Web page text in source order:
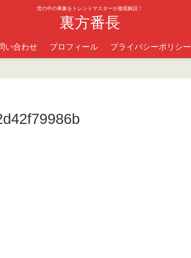
世の中の事象をトレンドマスターが徹底解説！
裏方番長
い合わせ プロフィール プライバシーポリシー